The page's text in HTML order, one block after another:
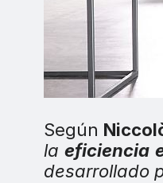
Según
la eficiencia
desarrollado